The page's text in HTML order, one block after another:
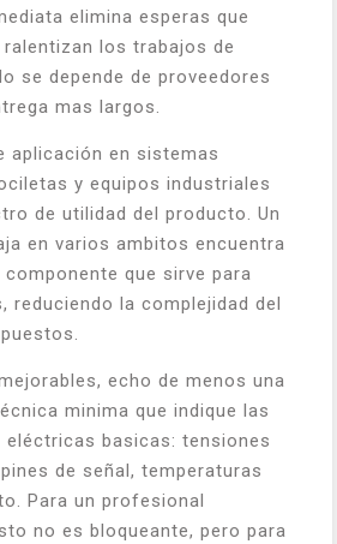
elimina esperas que
los trabajos de
se depende de proveedores
mas largos.
aplicación en sistemas
y equipos industriales
de utilidad del producto. Un
en varios ambitos encuentra
que sirve para
reduciendo la complejidad del
echo de menos una
minima que indique las
basicas: tensiones
de señal, temperaturas
Para un profesional
no es bloqueante, pero para